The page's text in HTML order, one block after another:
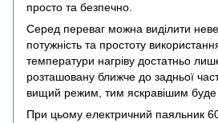
просто та безпечно.
Серед переваг можна виділити
потужність та простоту
температури нагріву достатньо
розташовану ближче до задньої
вищий режим, тим яскравішим буде
При цьому електричний паяльник